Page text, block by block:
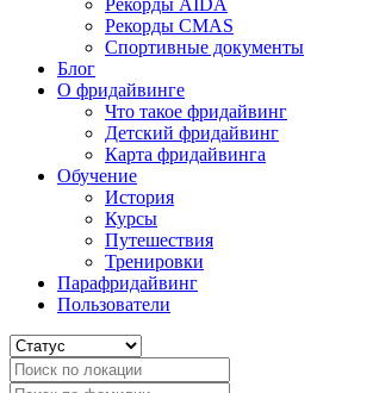
Рекорды AIDA
Рекорды CMAS
Спортивные документы
Блог
О фридайвинге
Что такое фридайвинг
Детский фридайвинг
Карта фридайвинга
Обучение
История
Курсы
Путешествия
Тренировки
Парафридайвинг
Пользователи